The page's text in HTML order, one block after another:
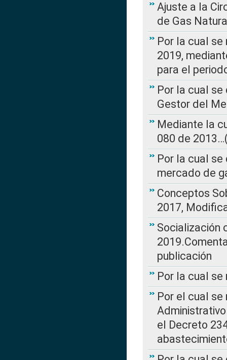
Ajuste a la
de Gas
Por la cual se
2019,
para el
Por la cual
Gestor del
Mediante la
080 de
Por la cual
mercado de
Conceptos
2017,
Socialización
publicación
Por la cual se
Por el cual
el Decreto